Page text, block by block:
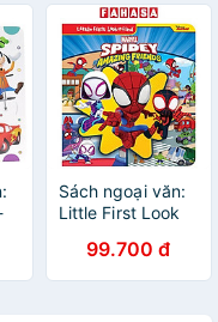
Sách ngoại văn:
Little First Look
Spidey & His
Amazing Friends
99.700 đ